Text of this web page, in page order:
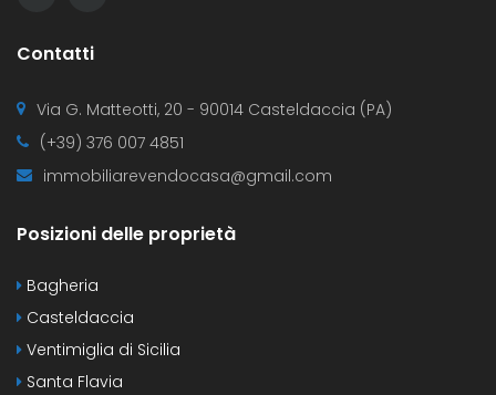
Contatti
Via G. Matteotti, 20 - 90014 Casteldaccia (PA)
(+39) 376 007 4851
immobiliarevendocasa@gmail.com
Posizioni delle proprietà
Bagheria
Casteldaccia
Ventimiglia di Sicilia
Santa Flavia